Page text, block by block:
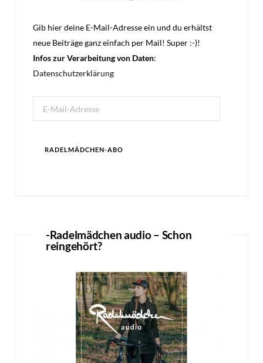
Gib hier deine E-Mail-Adresse ein und du erhältst
neue Beiträge ganz einfach per Mail! Super :-)!
Infos zur Verarbeitung von Daten:
Datenschutzerklärung
Mail-
RADELMÄDCHEN-ABO
-Radelmädchen audio – Schon
reingehört?